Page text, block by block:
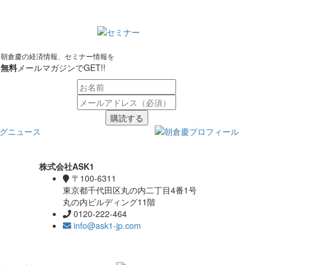
朝倉慶の経済情報、セミナー情報を
無料 メールマガジンでGET!!
購読する
株式会社ASK1
〒100-6311
東京都千代田区丸の内二丁目4番1号
丸の内ビルディング11階
0120-222-464
info@ask1-jp.com